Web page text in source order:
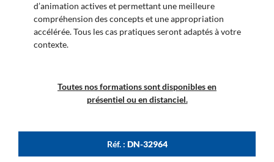
d’animation actives et permettant une meilleure
compréhension des concepts et une appropriation
accélérée. Tous les cas pratiques seront adaptés à votre
contexte.
Toutes nos formations sont disponibles en
présentiel ou en distanciel.
Réf. : DN-32964